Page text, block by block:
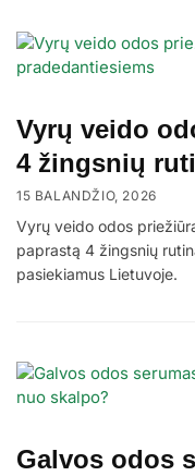
Vyrų veido
4 žingsnių
15 BALANDŽIO, 2026
Vyrų veido odos
paprastą 4 žingsnių
pasiekiamus Lietuvoje.
Galvos odos